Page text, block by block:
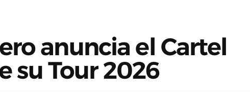
anuncia el Cartel
su Tour 2026